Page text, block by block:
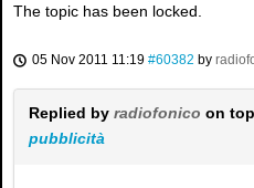
The topic has been locked.
05 Nov 2011 11:19 #60382 by
Replied by radiofonico on
pubblicità